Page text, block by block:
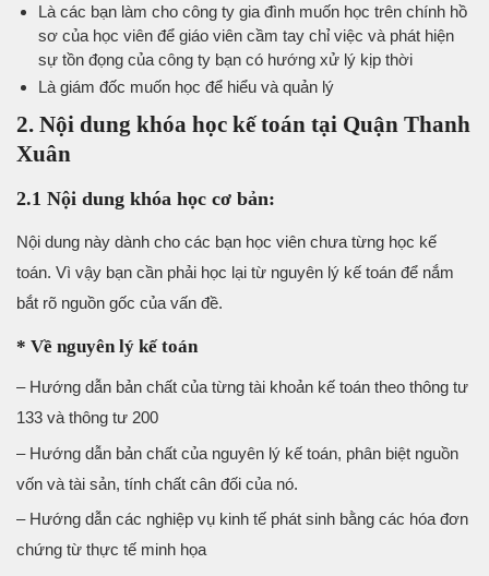
Là các bạn làm cho công ty gia đình muốn học trên chính hồ
sơ của học viên để giáo viên cầm tay chỉ việc và phát hiện
sự tồn đọng của công ty bạn có hướng xử lý kịp thời
Là giám đốc muốn học để hiểu và quản lý
2. Nội dung khóa học kế toán tại Quận Thanh
Xuân
2.1 Nội dung khóa học cơ bản:
Nội dung này dành cho các bạn học viên chưa từng học kế
toán. Vì vậy bạn cần phải học lại từ nguyên lý kế toán để nắm
bắt rõ nguồn gốc của vấn đề.
* Về nguyên lý kế toán
– Hướng dẫn bản chất của từng tài khoản kế toán theo thông tư
133 và thông tư 200
– Hướng dẫn bản chất của nguyên lý kế toán, phân biệt nguồn
vốn và tài sản, tính chất cân đối của nó.
– Hướng dẫn các nghiệp vụ kinh tế phát sinh bằng các hóa đơn
chứng từ thực tế minh họa